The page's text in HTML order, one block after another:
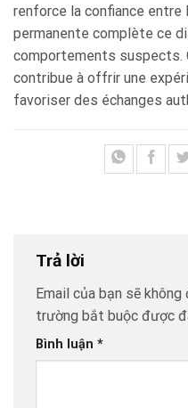
renforce la confiance entre
permanente complète ce
comportements
contribue à offrir une
favoriser des échanges
Trả lời
Email của bạn sẽ
trường bắt buộc được
Bình luận *